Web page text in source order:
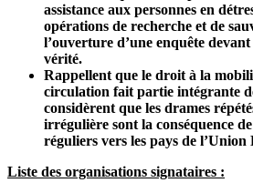
assistance aux personnes en
opérations de recherche et de
l’ouverture d’une enquête
vérité.
Rappellent que le droit à la
circulation fait partie intégrante
considèrent que les drames
irrégulière sont la conséquence
réguliers vers les pays de l’Union
Liste des organisations signataires :